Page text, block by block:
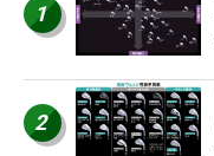
1
2